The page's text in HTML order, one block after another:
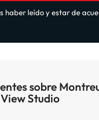
haber leído y estar de
sobre
Studio